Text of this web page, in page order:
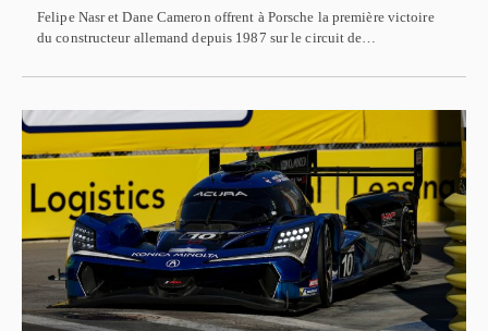
Felipe Nasr et Dane Cameron offrent à Porsche la première victoire
du constructeur allemand depuis 1987 sur le circuit de…